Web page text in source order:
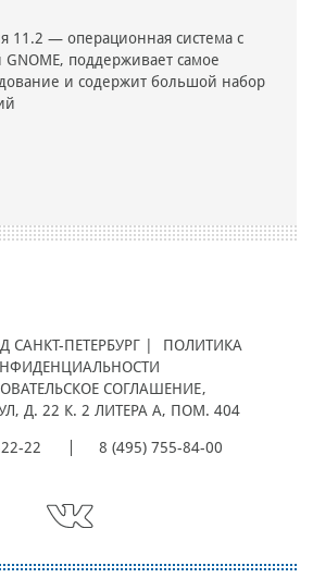
11.2 — операционная система с
поддерживает самое
и содержит большой набор
САНКТ-ПЕТЕРБУРГ |
ПОЛИТИКА
СОГЛАШЕНИЕ,
Д. 22 К. 2 ЛИТЕРА А, ПОМ. 404
22 8 (495) 755-84-00